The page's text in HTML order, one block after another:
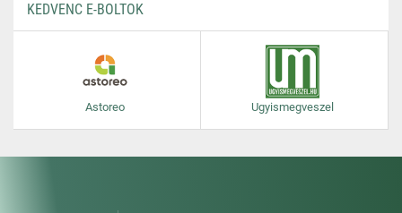
KEDVENC E-BOLTOK
Astoreo Ugyismegveszel